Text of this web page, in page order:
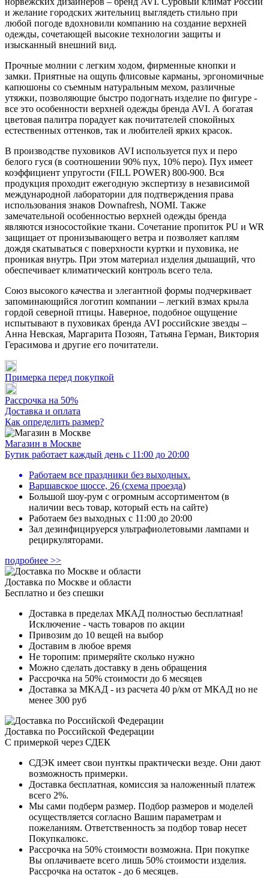
и желание городских жительниц выглядеть стильно при
любой погоде вдохновили компанию на создание верхней
одежды, сочетающей высокие технологии защиты и
изысканный внешний вид.
Прочные молнии с легким ходом, фирменные кнопки и
замки. Приятные на ощупь флисовые карманы, эргономичные
капюшоны со съемным натуральным мехом, различные
утяжки, позволяющие быстро подогнать изделие по фигуре -
все это особенности верхней одежды бренда AVI. А богатая
цветовая палитра порадует как почитателей спокойных
естественных оттенков, так и любителей ярких красок.
В производстве пуховиков AVI используется пух и перо
белого гуся (в соотношении 90% пух, 10% перо). Пух имеет
коэффициент упругости (FILL POWER) 800-900. Вся
продукция проходит ежегодную экспертизу в независимой
международной лаборатории для подтверждения права
использования знаков Downafresh, NOMI. Также
замечательной особенностью верхней одежды бренда
являются износостойкие ткани. Сочетание пропиток PU и WR
защищает от пронизывающего ветра и позволяет каплям
дождя скатываться с поверхности куртки и пуховика, не
проникая внутрь. При этом материал изделия дышащий, что
обеспечивает климатический контроль всего тела.
Союз высокого качества и элегантной формы подчеркивает
запоминающийся логотип компании – легкий взмах крыла
гордой северной птицы. Наверное, подобное ощущение
испытывают в пуховиках бренда AVI российские звезды –
Анна Невская, Маргарита Позоян, Татьяна Герман, Виктория
Герасимова и другие его почитатели.
Примерка перед покупкой
Рассрочка на 50%
Доставка и оплата
Как определить размер?
Магазин в Москве
Бутик работает каждый день с 11:00 до 20:00
Работаем все праздники без выходных.
Варшавское шоссе, 26 (схема проезда)
Большой шоу-рум с огромным ассортиментом (в
наличии весь товар, который есть на сайте)
Работаем без выходных с 11:00 до 20:00
Зал дезинфицируерся ультрафиолетовыми лампами и
рециркуляторами.
подробнее >>
Доставка по Москве и области
Бесплатно и без спешки
Доставка в пределах МКАД полностью бесплатная!
Исключение - часть товаров по акции
Привозим до 10 вещей на выбор
Доставим в любое время
Не торопим: примеряйте сколько нужно
Можно сделать доставку в день обращения
Рассрочка на 50% стоимости до 6 месяцев
Доставка за МКАД - из расчета 40 р/км от МКАД но не
менее 300 руб
Доставка по Российской Федерации
С примеркой через СДЕК
СДЭК имеет свои пунткы практически везде. Они дают
возможность примерки.
Доставка бесплатная, комиссия за наложенный платеж
всего 2%.
Мы сами подберм размер. Подбор размеров и моделей
осуществляется согласно Вашим параметрам и
пожеланиям. Ответственность за подбор товар несет
Покупкалюкс.
Рассрочка на 50% стоимости возможна. При покупке
Вы оплачиваете всего лишь 50% стоимости изделия.
Рассрочка на остаток - до 6 месяцев.